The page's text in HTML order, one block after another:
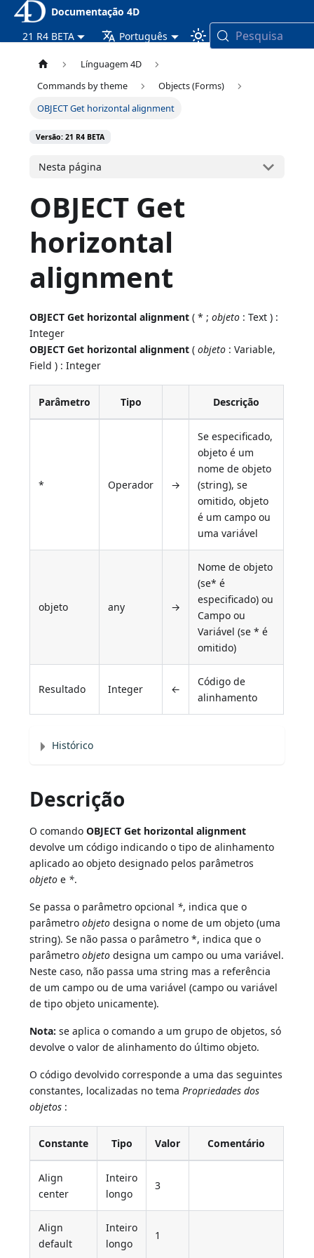
Documentação 4D
21 R4 BETA
Português Pesquisa
Línguagem 4D
Commands by theme
Objects (Forms)
OBJECT Get horizontal alignment
Versão: 21 R4 BETA
Nesta página
OBJECT Get
horizontal
alignment
OBJECT Get horizontal alignment ( * ;objeto : Text ) :
Integer
OBJECT Get horizontal alignment (objeto : Variable,
Field ) : Integer
Parâmetro Tipo Descrição
* Operador →
Se especificado,
objeto é um
nome de objeto
(string), se
omitido, objeto
é um campo ou
uma variável
objeto any →
Nome de objeto
(se* é
especificado) ou
Campo ou
Variável (se * é
omitido)
Resultado Integer ←
Código de
alinhamento
Histórico
Descrição
O comandoOBJECT Get horizontal alignment
devolve um código indicando o tipo de alinhamento
aplicado ao objeto designado pelos parâmetros
objeto e *.
Se passa o parâmetro opcional *, indica que o
parâmetroobjeto designa o nome de um objeto (uma
string). Se não passa o parâmetro *, indica que o
parâmetroobjeto designa um campo ou uma variável.
Neste caso, não passa uma string mas a referência
de um campo ou de uma variável (campo ou variável
de tipo objeto unicamente).
Nota: se aplica o comando a um grupo de objetos, só
devolve o valor de alinhamento do último objeto.
O código devolvido corresponde a uma das seguintes
constantes, localizadas no temaPropriedades dos
objetos :
Constante Tipo Valor Comentário
Align
center
Inteiro
longo
3
Align
default
Inteiro
longo
1